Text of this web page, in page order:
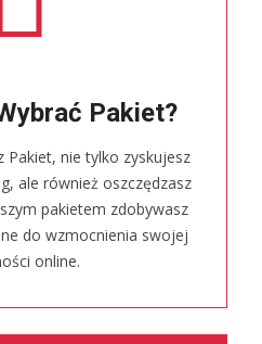
Pakiet?
Pakiet, nie tylko zyskujesz
ale również oszczędzasz
pakietem zdobywasz
do wzmocnienia swojej
online.